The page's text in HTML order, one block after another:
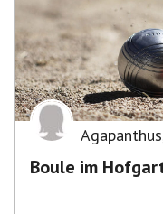
Agapanthus
Boule im